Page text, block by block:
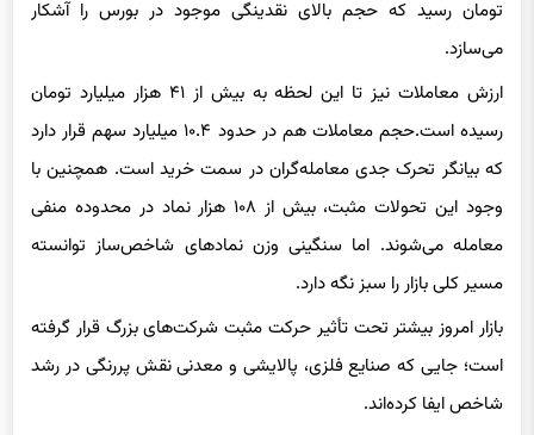
می‌سازد.
رسیده است.حجم معاملات هم در حدود ۱۰.۴ میلیارد سهم قرار دارد
که بیانگر تحرک جدی معامله‌گران در سمت خرید است. همچنین با
وجود این تحولات مثبت، بیش از ۱۰۸ هزار نماد در محدوده منفی
معامله می‌شوند. اما سنگینی وزن نمادهای شاخص‌ساز توانسته
مسیر کلی بازار را سبز نگه دارد.
بازار امروز بیشتر تحت تأثیر حرکت مثبت شرکت‌های بزرگ قرار گرفته
است؛ جایی که صنایع فلزی، پالایشی و معدنی نقش پررنگی در رشد
شاخص ایفا کرده‌اند.
این روند در حالی شکل گرفته که طی روزهای گذشته بورس با فشار